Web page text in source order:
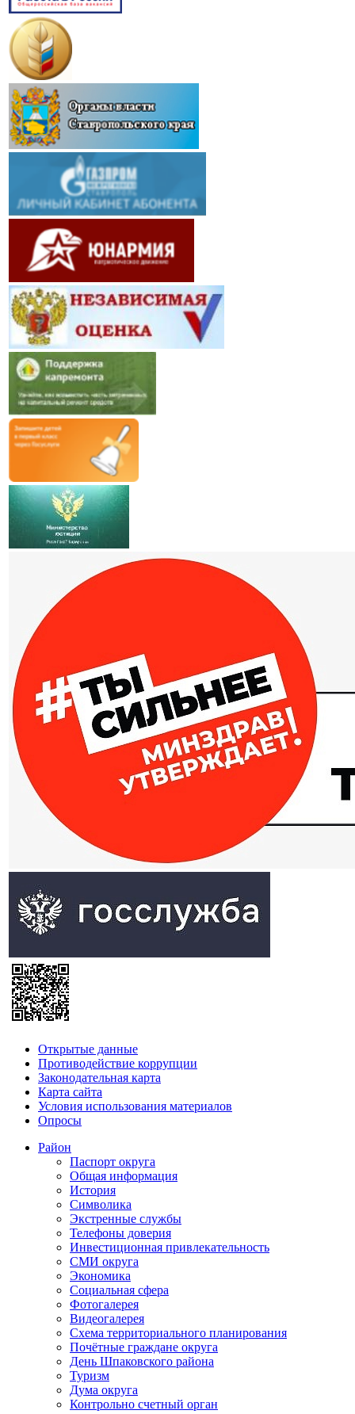
Открытые данные
Противодействие коррупции
Законодательная карта
Карта сайта
Условия использования материалов
Опросы
Район
Паспорт округа
Общая информация
История
Символика
Экстренные службы
Телефоны доверия
Инвестиционная привлекательность
СМИ округа
Экономика
Социальная сфера
Фотогалерея
Видеогалерея
Схема территориального планирования
Почётные граждане округа
День Шпаковского района
Туризм
Дума округа
Контрольно счетный орган